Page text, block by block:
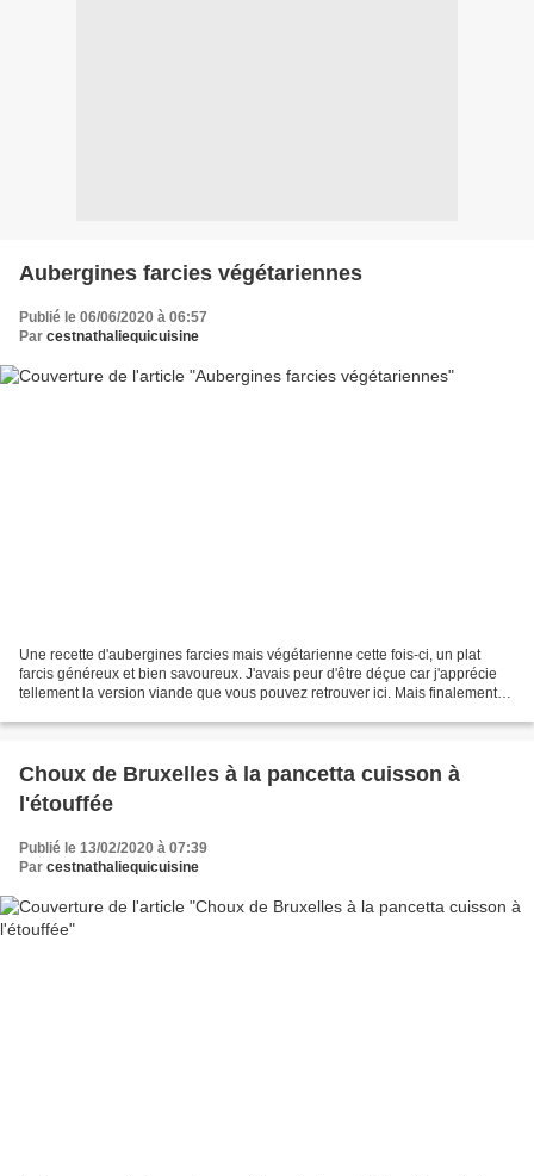
Aubergines farcies végétariennes
Publié le 06/06/2020 à 06:57
Par cestnathaliequicuisine
Une recette d'aubergines farcies mais végétarienne cette fois-ci, un plat
farcis généreux et bien savoureux. J'avais peur d'être déçue car j'apprécie
tellement la version viande que vous pouvez retrouver ici. Mais finalement
Choux de Bruxelles à la pancetta cuisson à
l'étouffée
Publié le 13/02/2020 à 07:39
Par cestnathaliequicuisine